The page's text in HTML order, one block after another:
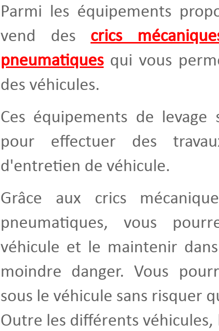
Parmi les équipements
vend des crics
pneumatiques qui vous
des véhicules.
Ces équipements de levage
pour effectuer des
d'entretien de véhicule.
Grâce aux crics
pneumatiques, vous
véhicule et le maintenir
moindre danger. Vous
sous le véhicule sans risquer
Outre les différents